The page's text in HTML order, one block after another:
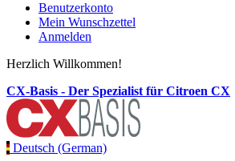
Benutzerkonto
Mein Wunschzettel
Anmelden
Herzlich Willkommen!
CX-Basis - Der Spezialist für Citroen CX
Deutsch (German)